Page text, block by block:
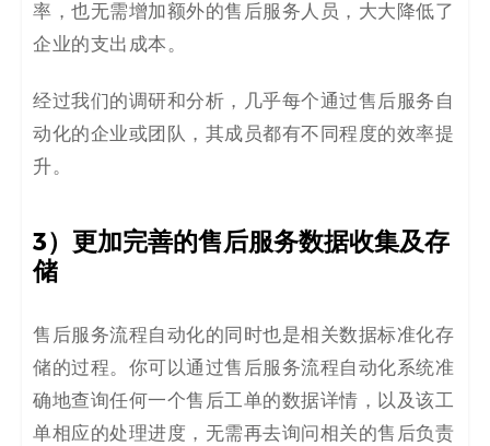
率，也无需增加额外的售后服务人员，大大降低了
企业的支出成本。
经过我们的调研和分析，几乎每个通过售后服务自
动化的企业或团队，其成员都有不同程度的效率提
升。
3）更加完善的售后服务数据收集及存
储
售后服务流程自动化的同时也是相关数据标准化存
储的过程。你可以通过售后服务流程自动化系统准
确地查询任何一个售后工单的数据详情，以及该工
单相应的处理进度，无需再去询问相关的售后负责